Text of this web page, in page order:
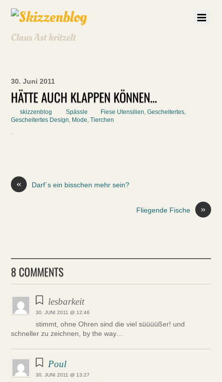
Claus Ast kritzelt
30. Juni 2011
HÄTTE AUCH KLAPPEN KÖNNEN…
skizzenblog Spässle Fiese Utensilien,Gescheitertes,
Gescheitertes Design, Mode,Tierchen
« Darf´s ein bisschen mehr sein?
»
Fliegende Fische
8 COMMENTS
lesbarkeit
30. JUNI 2011 @ 12:46
stimmt, ohne Ohren sind die viel süüüüßer! und
schneller zu zeichnen, by the way…
Poul
30. JUNI 2011 @ 13:27